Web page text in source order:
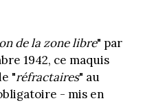
de la zone libre" par
1942, ce maquis
"réfractaires" au
- mis en